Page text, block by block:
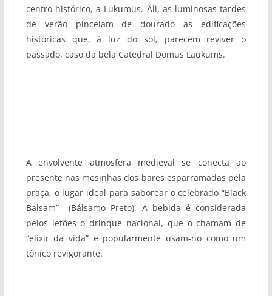
centro histórico, a Lukumus. Ali, as luminosas tardes
de verão pincelam de dourado as edificações
históricas que, à luz do sol, parecem reviver o
passado, caso da bela Catedral Domus Laukums.
A envolvente atmosfera medieval se conecta ao
presente nas mesinhas dos bares esparramadas pela
praça, o lugar ideal para saborear o celebrado “Black
Balsam” (Bálsamo Preto). A bebida é considerada
pelos letões o drinque nacional, que o chamam de
“elixir da vida” e popularmente usam-no como um
tônico revigorante.